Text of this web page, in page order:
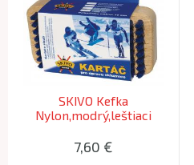
SKIVO Kefka
Nylon,modrý,leštiaci
7,60 €